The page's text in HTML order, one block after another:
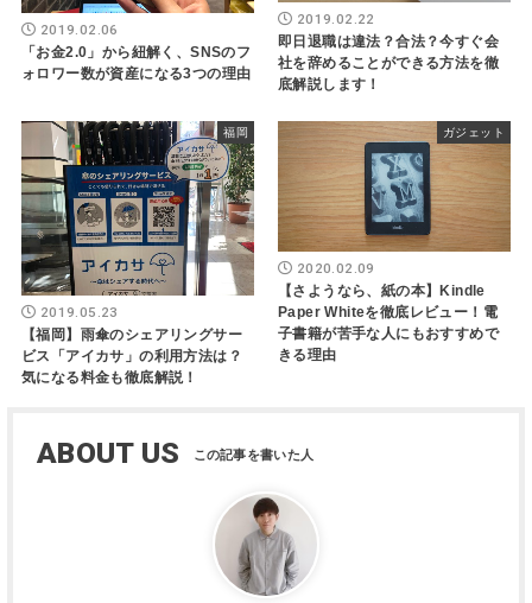
2019.02.06
「お金2.0」から紐解く、SNSのフ
ォロワー数が資産になる3つの理由
2019.02.22
即日退職は違法？合法？今すぐ会
社を辞めることができる方法を徹
底解説します！
福岡
2019.05.23
【福岡】雨傘のシェアリングサー
ビス「アイカサ」の利用方法は？
気になる料金も徹底解説！
ガジェット
2020.02.09
【さようなら、紙の本】Kindle
Paper Whiteを徹底レビュー！電
子書籍が苦手な人にもおすすめで
きる理由
ABOUT US